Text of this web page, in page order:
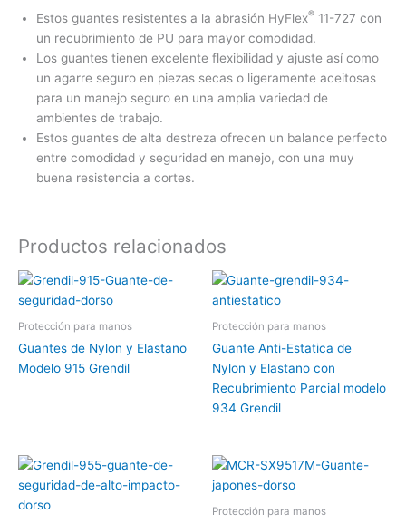
Estos guantes resistentes a la abrasión HyFlex® 11-727 con
un recubrimiento de PU para mayor comodidad.
Los guantes tienen excelente flexibilidad y ajuste así como
un agarre seguro en piezas secas o ligeramente aceitosas
para un manejo seguro en una amplia variedad de
ambientes de trabajo.
Estos guantes de alta destreza ofrecen un balance perfecto
entre comodidad y seguridad en manejo, con una muy
buena resistencia a cortes.
Productos relacionados
Protección para manos
Guantes de Nylon y Elastano
Modelo 915 Grendil
Protección para manos
Guante Anti-Estatica de
Nylon y Elastano con
Recubrimiento Parcial modelo
934 Grendil
Protección para manos